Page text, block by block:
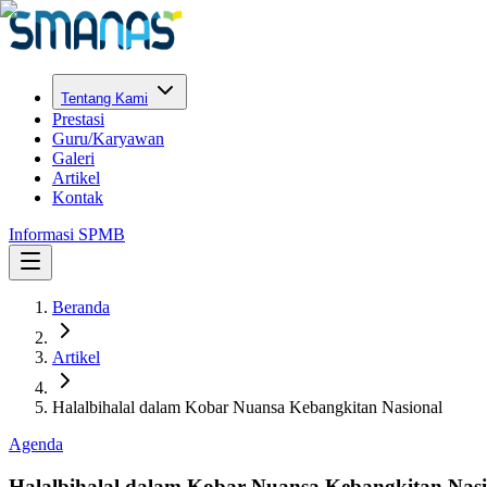
Tentang Kami
Prestasi
Guru/Karyawan
Galeri
Artikel
Kontak
Informasi SPMB
Beranda
Artikel
Halalbihalal dalam Kobar Nuansa Kebangkitan Nasional
Agenda